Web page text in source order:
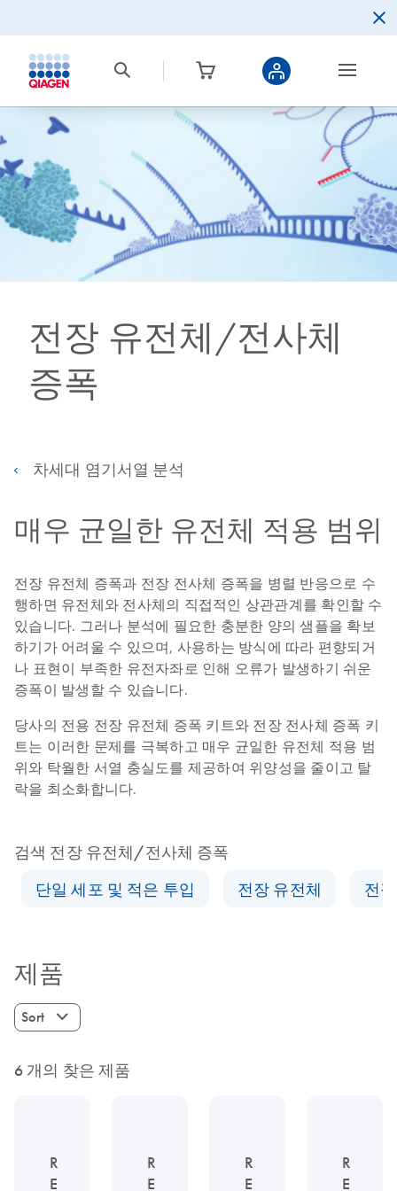
전장 유전체/전사체
증폭
차세대 염기서열 분석
매우 균일한 유전체 적용 범위
전장 유전체 증폭과 전장 전사체 증폭을 병렬 반응으로 수
행하면 유전체와 전사체의 직접적인 상관관계를 확인할 수
있습니다. 그러나 분석에 필요한 충분한 양의 샘플을 확보
하기가 어려울 수 있으며, 사용하는 방식에 따라 편향되거
나 표현이 부족한 유전자좌로 인해 오류가 발생하기 쉬운
증폭이 발생할 수 있습니다.
당사의 전용 전장 유전체 증폭 키트와 전장 전사체 증폭 키
트는 이러한 문제를 극복하고 매우 균일한 유전체 적용 범
위와 탁월한 서열 충실도를 제공하여 위양성을 줄이고 탈
락을 최소화합니다.
검색 전장 유전체/전사체 증폭
단일 세포 및 적은 투입
전장 유전체 전
제품
Sort
6 개의 찾은 제품
R
E
R
E
R
E
R
E